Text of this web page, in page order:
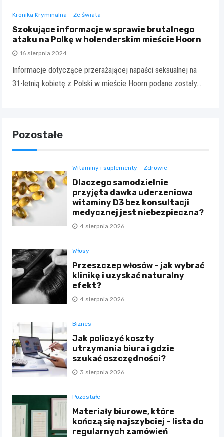
Kronika Kryminalna Ze świata
Szokujące informacje w sprawie brutalnego
ataku na Polkę w holenderskim mieście Hoorn
16 sierpnia 2024
Informacje dotyczące przerażającej napaści seksualnej na
31-letnią kobietę z Polski w mieście Hoorn podane zostały…
Pozostałe
Witaminy i suplementy Zdrowie
Dlaczego samodzielnie
przyjęta dawka uderzeniowa
witaminy D3 bez konsultacji
medycznej jest niebezpieczna?
4 sierpnia 2026
Włosy
Przeszczep włosów – jak wybrać
klinikę i uzyskać naturalny
efekt?
4 sierpnia 2026
Biznes
Jak policzyć koszty
utrzymania biura i gdzie
szukać oszczędności?
3 sierpnia 2026
Pozostałe
Materiały biurowe, które
kończą się najszybciej – lista do
regularnych zamówień